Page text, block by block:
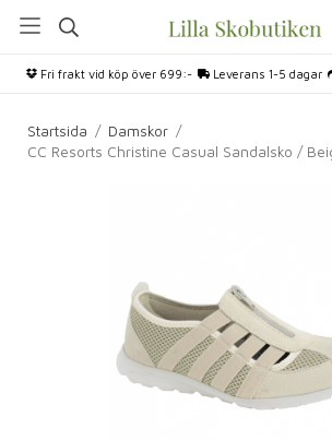
Fri frakt vid köp över 699:- Leverans 1-5 dagar
Startsida / Damskor /
CC Resorts Christine Casual Sandalsko /